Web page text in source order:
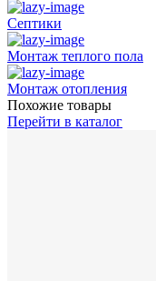
Септики
Монтаж теплого пола
Монтаж отопления
Похожие товары
Перейти в каталог